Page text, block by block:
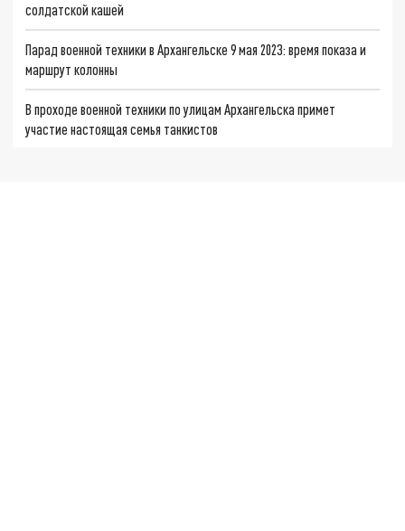
солдатской кашей
Парад военной техники в Архангельске 9 мая 2023: время показа и
маршрут колонны
В проходе военной техники по улицам Архангельска примет
участие настоящая семья танкистов